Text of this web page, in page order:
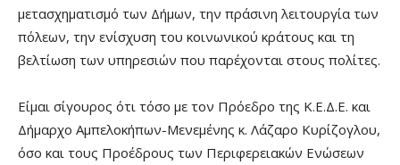
μετασχηματισμό των Δήμων, την πράσινη λειτουργία των
πόλεων, την ενίσχυση του κοινωνικού κράτους και τη
βελτίωση των υπηρεσιών που παρέχονται στους πολίτες.
Είμαι σίγουρος ότι τόσο με τον Πρόεδρο της Κ.Ε.Δ.Ε. και
Δήμαρχο Αμπελοκήπων-Μενεμένης κ. Λάζαρο Κυρίζογλου,
όσο και τους Προέδρους των Περιφερειακών Ενώσεων